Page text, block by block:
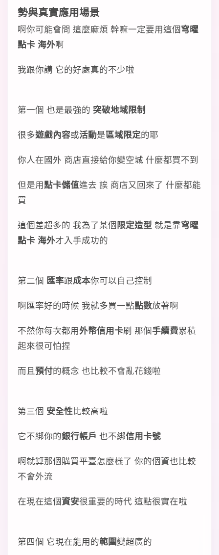
勢與真實應用場景
啊你可能會問 這麼麻煩 幹嘛一定要用這個穹曜
點卡 海外啊
我跟你講 它的好處真的不少啦
第一個 也是最強的 突破地域限制
很多遊戲內容或活動是區域限定的耶
你人在國外 商店直接給你變空城 什麼都買不到
但是用點卡儲值進去 誒 商店又回來了 什麼都能
買
這個差超多的 我為了某個限定造型 就是靠穹曜
點卡 海外才入手成功的
第二個 匯率跟成本你可以自己控制
啊匯率好的時候 我就多買一點點數放著啊
不然你每次都用外幣信用卡刷 那個手續費累積
起來很可怕捏
而且預付的概念 也比較不會亂花錢啦
第三個 安全性比較高啦
它不綁你的銀行帳戶 也不綁信用卡號
啊就算那個購買平臺怎麼樣了 你的個資也比較
不會外流
在現在這個資安很重要的時代 這點很實在啦
第四個 它現在能用的範圍變超廣的